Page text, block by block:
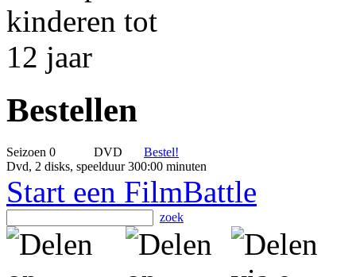
Bestellen
Seizoen 0 DVD
Bestel!
Dvd, 2 disks, speelduur 300:00 minuten
Start een FilmBattle
zoek